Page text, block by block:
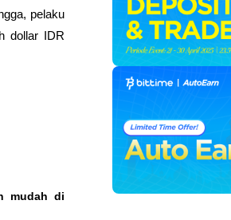
pelaku
dollar IDR
mudah di